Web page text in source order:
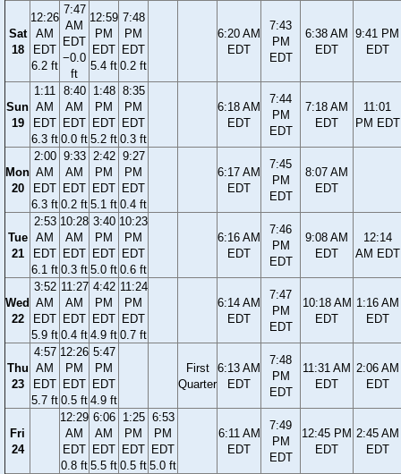
Sat
18
12:26
AM
EDT
6.2 ft
7:47
AM
EDT
−0.0
ft
12:59
PM
EDT
5.4 ft
7:48
PM
EDT
0.2 ft
6:20 AM
EDT
7:43
PM
EDT
6:38 AM
EDT
9:41 PM
EDT
Sun
19
1:11
AM
EDT
6.3 ft
8:40
AM
EDT
0.0 ft
1:48
PM
EDT
5.2 ft
8:35
PM
EDT
0.3 ft
6:18 AM
EDT
7:44
PM
EDT
7:18 AM
EDT
11:01
PM EDT
Mon
20
2:00
AM
EDT
6.3 ft
9:33
AM
EDT
0.2 ft
2:42
PM
EDT
5.1 ft
9:27
PM
EDT
0.4 ft
6:17 AM
EDT
7:45
PM
EDT
8:07 AM
EDT
Tue
21
2:53
AM
EDT
6.1 ft
10:28
AM
EDT
0.3 ft
3:40
PM
EDT
5.0 ft
10:23
PM
EDT
0.6 ft
6:16 AM
EDT
7:46
PM
EDT
9:08 AM
EDT
12:14
AM EDT
Wed
22
3:52
AM
EDT
5.9 ft
11:27
AM
EDT
0.4 ft
4:42
PM
EDT
4.9 ft
11:24
PM
EDT
0.7 ft
6:14 AM
EDT
7:47
PM
EDT
10:18 AM
EDT
1:16 AM
EDT
Thu
23
4:57
AM
EDT
5.7 ft
12:26
PM
EDT
0.5 ft
5:47
PM
EDT
4.9 ft
First
Quarter
6:13 AM
EDT
7:48
PM
EDT
11:31 AM
EDT
2:06 AM
EDT
Fri
24
12:29
AM
EDT
0.8 ft
6:06
AM
EDT
5.5 ft
1:25
PM
EDT
0.5 ft
6:53
PM
EDT
5.0 ft
6:11 AM
EDT
7:49
PM
EDT
12:45 PM
EDT
2:45 AM
EDT